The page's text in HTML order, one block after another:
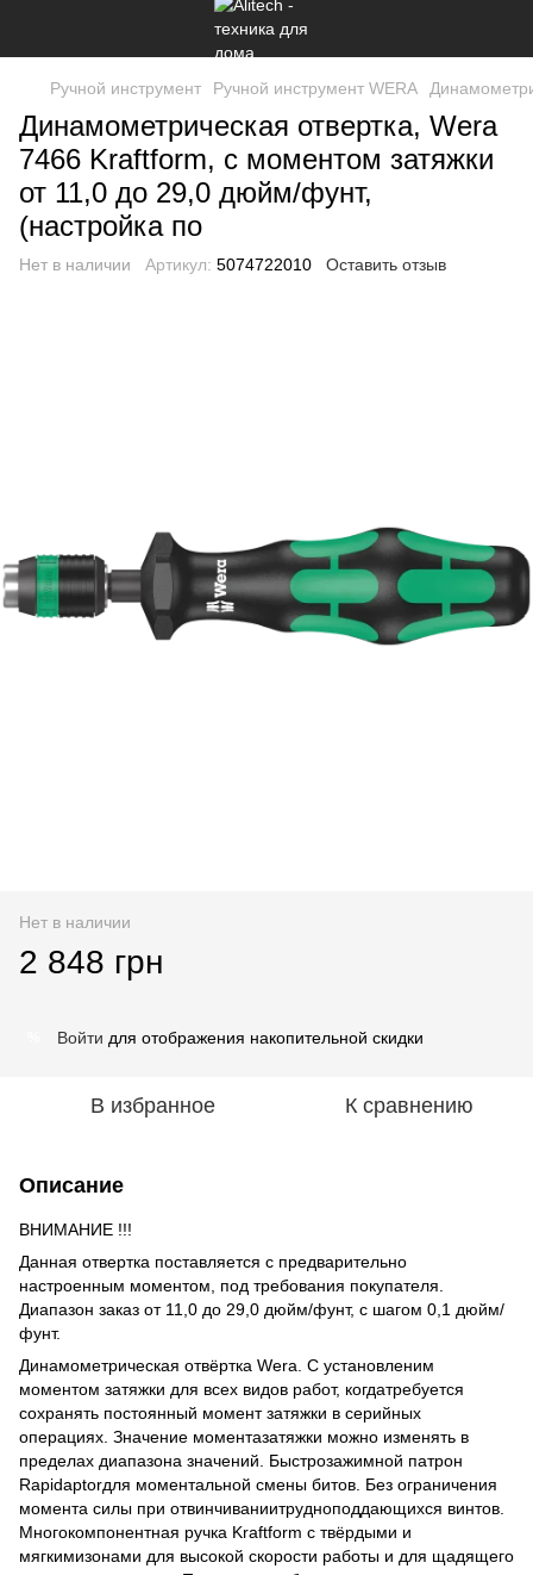
Ручной инструмент Ручной инструмент WERA
Динамометрическая отвертка, Wera
7466 Kraftform, с моментом затяжки
от 11,0 до 29,0 дюйм/фунт,
(настройка по
Нет в наличии Артикул: 5074722010 Оставить отзыв
Нет в наличии
2 848 грн
Войти для отображения накопительной скидки
В избранное К сравнению
Описание
ВНИМАНИЕ !!!
Данная отвертка поставляется с предварительно
настроенным моментом, под требования покупателя.
Диапазон заказ от 11,0 до 29,0 дюйм/фунт, с шагом 0,1 дюйм/
фунт.
Динамометрическая отвёртка Wera. С установленим
моментом затяжки для всех видов работ, когдатребуется
сохранять постоянный момент затяжки в серийных
операциях. Значение моментазатяжки можно изменять в
пределах диапазона значений. Быстрозажимной патрон
Rapidaptorдля моментальной смены битов. Без ограничения
момента силы при отвинчиваниитрудноподдающихся винтов.
Многокомпонентная ручка Kraftform с твёрдыми и
мягкимизонами для высокой скорости работы и для щадящего